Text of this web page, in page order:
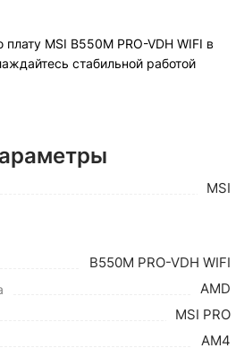
MSI B550M PRO-VDH WIFI в
стабильной работой
MSI
B550M PRO-VDH WIFI
AMD
MSI PRO
AM4